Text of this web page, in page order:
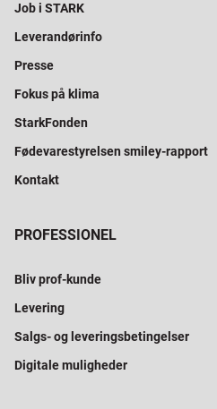
Job i STARK
Leverandørinfo
Presse
Fokus på klima
StarkFonden
Fødevarestyrelsen smiley-rapport
Kontakt
PROFESSIONEL
Bliv prof-kunde
Levering
Salgs- og leveringsbetingelser
Digitale muligheder